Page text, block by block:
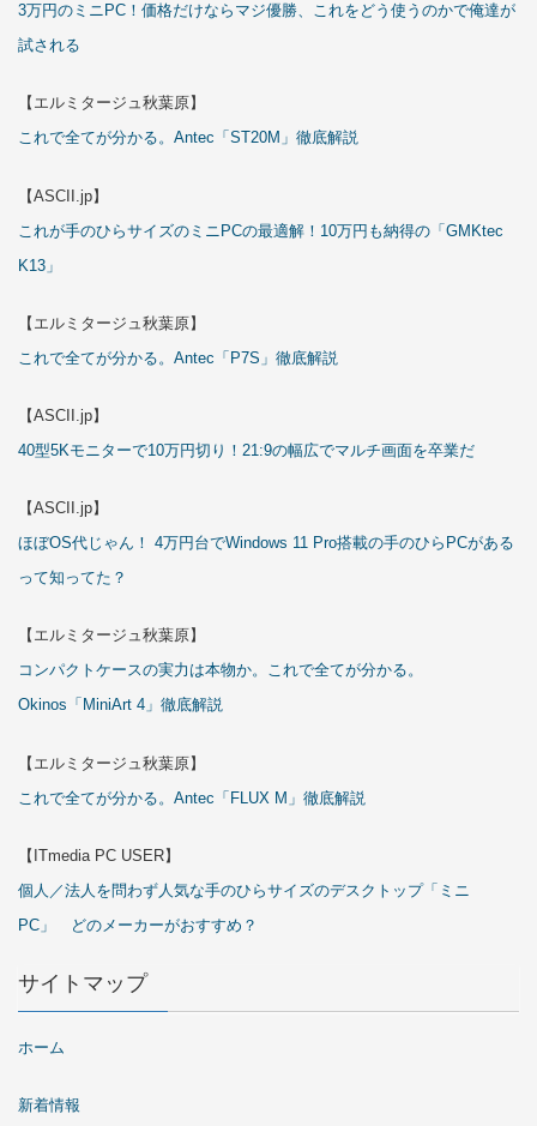
3万円のミニPC！価格だけならマジ優勝、これをどう使うのかで俺達が
試される
【エルミタージュ秋葉原】
これで全てが分かる。Antec「ST20M」徹底解説
【ASCII.jp】
これが手のひらサイズのミニPCの最適解！10万円も納得の「GMKtec
K13」
【エルミタージュ秋葉原】
これで全てが分かる。Antec「P7S」徹底解説
【ASCII.jp】
40型5Kモニターで10万円切り！21:9の幅広でマルチ画面を卒業だ
【ASCII.jp】
ほぼOS代じゃん！ 4万円台でWindows 11 Pro搭載の手のひらPCがある
って知ってた？
【エルミタージュ秋葉原】
コンパクトケースの実力は本物か。これで全てが分かる。
Okinos「MiniArt 4」徹底解説
【エルミタージュ秋葉原】
これで全てが分かる。Antec「FLUX M」徹底解説
【ITmedia PC USER】
個人／法人を問わず人気な手のひらサイズのデスクトップ「ミニ
PC」 どのメーカーがおすすめ？
サイトマップ
ホーム
新着情報